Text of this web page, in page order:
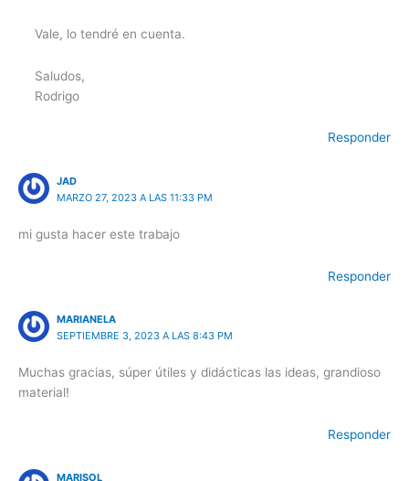
Vale, lo tendré en cuenta.
Saludos,
Rodrigo
Responder
JAD
MARZO 27, 2023 A LAS 11:33 PM
mi gusta hacer este trabajo
Responder
MARIANELA
SEPTIEMBRE 3, 2023 A LAS 8:43 PM
Muchas gracias, súper útiles y didácticas las ideas, grandioso
material!
Responder
MARISOL